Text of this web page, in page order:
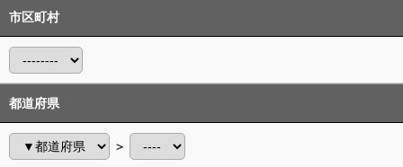
市区町村
都道府県
＞